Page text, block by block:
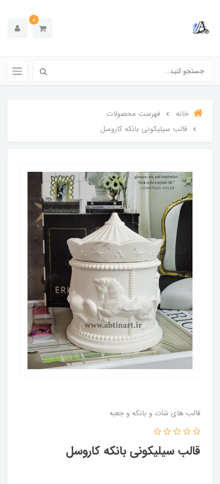
0
خانه
فهرست محصولات
قالب سیلیکونی بانکه کاروسل
قالب های شات و بانکه و جعبه
قالب سیلیکونی بانکه کاروسل